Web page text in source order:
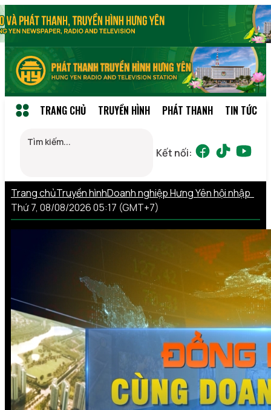
TRANG CHỦ TRUYỀN HÌNH PHÁT THANH TIN TỨC
Kết nối:
Trang chủTruyền hìnhDoanh nghiệp Hưng Yên hội nhập
Thứ 7, 08/08/2026 05:17 (GMT+7)